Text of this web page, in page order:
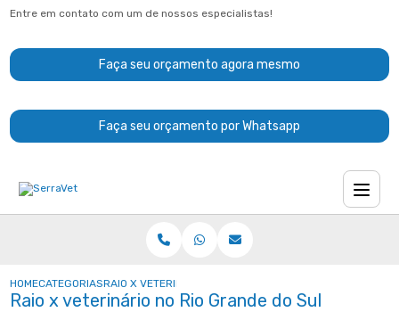
Entre em contato com um de nossos especialistas!
Faça seu orçamento agora mesmo
Faça seu orçamento por Whatsapp
HOMECATEGORIASRAIO X VETERINÁRIO NO RIO GRANDE DO SUL
Raio x veterinário no Rio Grande do Sul